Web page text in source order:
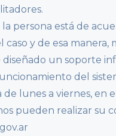
la persona está de
y de esa manera,
un soporte
del
lunes a viernes, en
pueden realizar su